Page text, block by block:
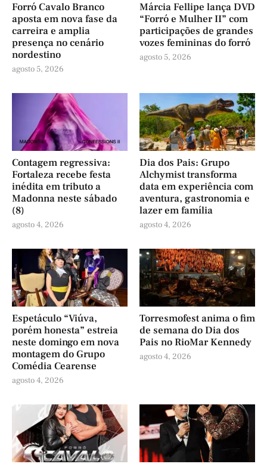
Forró Cavalo Branco
aposta em nova fase da
carreira e amplia
presença no cenário
nordestino
agosto 5, 2026
Márcia Fellipe lança DVD
“Forró e Mulher II” com
participações de grandes
vozes femininas do forró
agosto 5, 2026
Contagem regressiva:
Fortaleza recebe festa
inédita em tributo a
Madonna neste sábado
(8)
agosto 4, 2026
Dia dos Pais: Grupo
Alchymist transforma
data em experiência com
aventura, gastronomia e
lazer em família
agosto 4, 2026
Espetáculo “Viúva,
porém honesta” estreia
neste domingo em nova
montagem do Grupo
Comédia Cearense
agosto 4, 2026
Torresmofest anima o fim
de semana do Dia dos
Pais no RioMar Kennedy
agosto 4, 2026